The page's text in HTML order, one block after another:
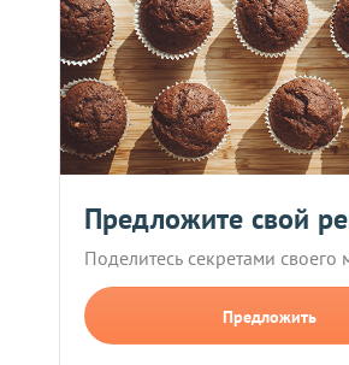
Предложите свой
Поделитесь секретами своего
Предложить